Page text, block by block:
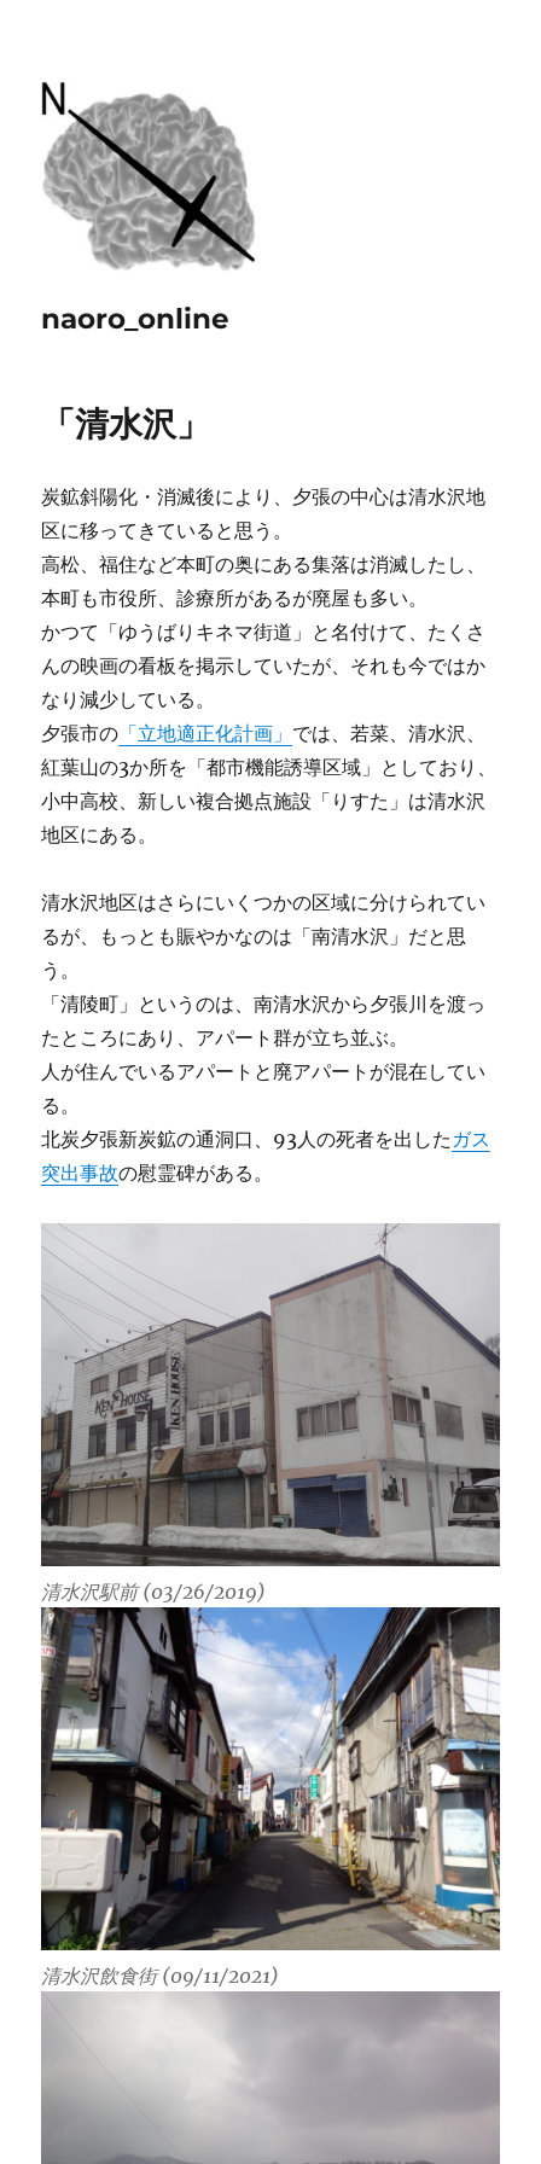
naoro_online
「清水沢」
炭鉱斜陽化・消滅後により、夕張の中心は清水沢地
区に移ってきていると思う。
高松、福住など本町の奥にある集落は消滅したし、
本町も市役所、診療所があるが廃屋も多い。
かつて「ゆうばりキネマ街道」と名付けて、たくさ
んの映画の看板を掲示していたが、それも今ではか
なり減少している。
夕張市の 「立地適正化計画」 では、若菜、清水沢、
紅葉山の3か所を「都市機能誘導区域」としており、
小中高校、新しい複合拠点施設「りすた」は清水沢
地区にある。
清水沢地区はさらにいくつかの区域に分けられてい
るが、もっとも賑やかなのは「南清水沢」だと思
う。
「清陵町」というのは、南清水沢から夕張川を渡っ
たところにあり、アパート群が立ち並ぶ。
人が住んでいるアパートと廃アパートが混在してい
る。
北炭夕張新炭鉱の通洞口、93人の死者を出した ガス
突出事故の慰霊碑がある。
清水沢駅前 (03/26/2019)
清水沢飲食街 (09/11/2021)